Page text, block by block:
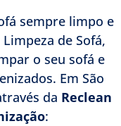
sempre limpo e
de Sofá,
o seu sofá e
Em São
da Reclean
: